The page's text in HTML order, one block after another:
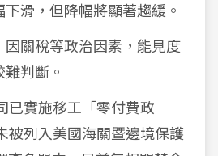
下滑，但降幅將顯著趨緩。
因關稅等政治因素，能見度
判斷。
已實施移工「零付費政
被列入美國海關暨邊境保護